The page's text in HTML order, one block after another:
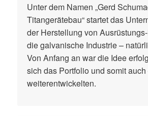
Unter dem Namen „Gerd
Titangerätebau“ startet das
der Herstellung von
die galvanische Industrie –
Von Anfang an war die Idee
sich das Portfolio und somit
weiterentwickelten.